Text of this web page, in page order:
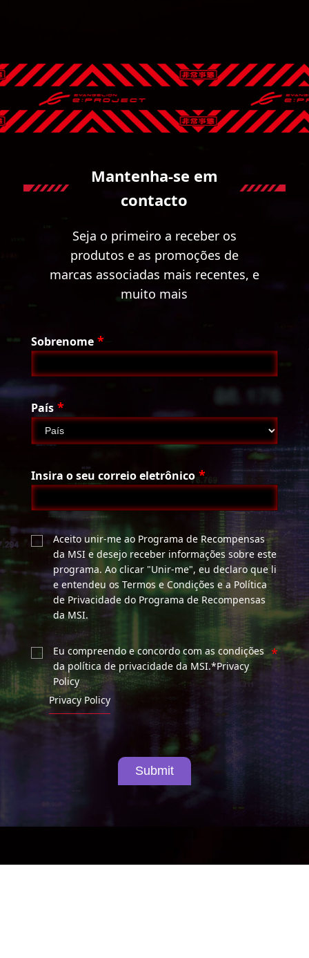
Mantenha-se em
contacto
Seja o primeiro a receber os
produtos e as promoções de
marcas associadas mais recentes, e
muito mais
Sobrenome *
País *
Insira o seu correio eletrônico *
Aceito unir-me ao Programa de Recompensas
da MSI e desejo receber informações sobre este
programa. Ao clicar "Unir-me", eu declaro que li
e entendeu os Termos e Condições e a Política
de Privacidade do Programa de Recompensas
da MSI.
Eu compreendo e concordo com as condições
da política de privacidade da MSI.*Privacy
Policy
*
Privacy Policy
Submit